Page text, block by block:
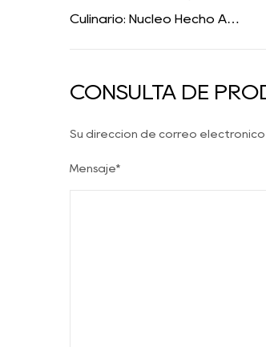
Culinario: Núcleo Hecho A
CONSULTA DE
Su dirección de correo
Mensaje*